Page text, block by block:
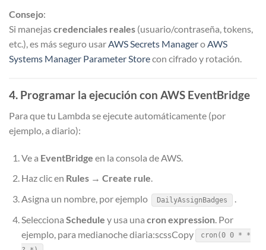
Consejo:
Si manejascredenciales reales (usuario/contraseña, tokens,
etc.), es más seguro usar AWS Secrets Managero AWS
Systems Manager Parameter Storecon cifrado y rotación.
4. Programar la ejecución con AWS EventBridge
Para que tu Lambda se ejecute automáticamente (por
ejemplo, a diario):
Ve a EventBridge en la consola de AWS.
Haz clic en Rules→ Create rule.
Asigna un nombre, por ejemplo
DailyAssignBadges
.
Selecciona Schedule y usa una cron expression. Por
ejemplo, para medianoche diaria:scssCopy
cron(0 0 * *